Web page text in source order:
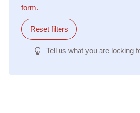
form.
Reset filters
Tell us what you are looking